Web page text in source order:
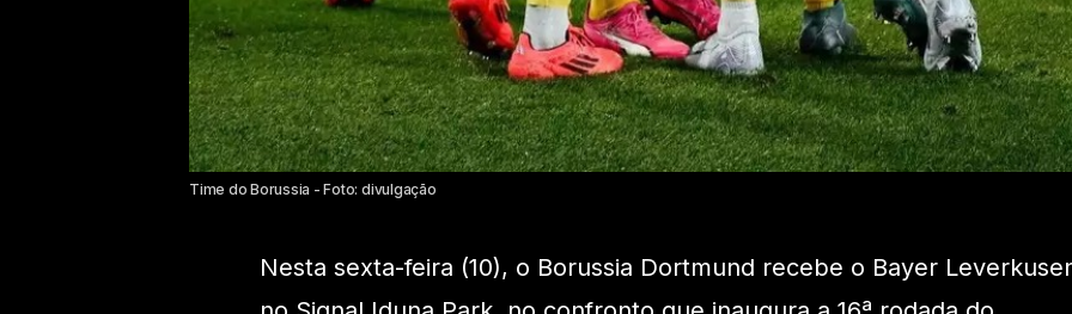
Time do Borussia - Foto: divulgação
Nesta sexta-feira (10), o Borussia Dortmund recebe o Bayer